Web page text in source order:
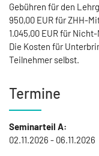
Gebühren für den
950,00 EUR für ZHH-
1.045,00 EUR für
Die Kosten für
Teilnehmer selbst.
Termine
Seminarteil A:
02.11.2026 - 06.11.2026